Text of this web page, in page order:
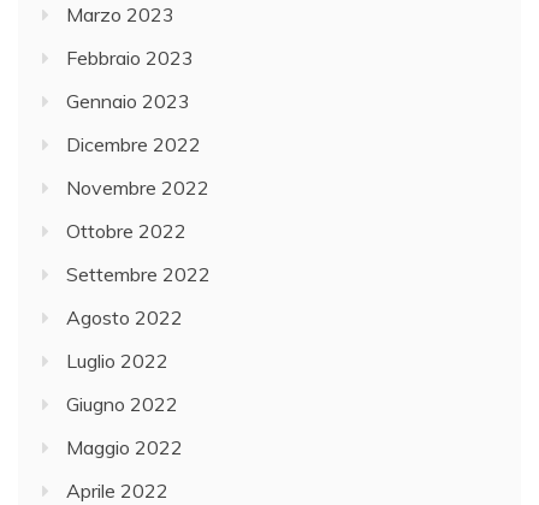
Marzo 2023
Febbraio 2023
Gennaio 2023
Dicembre 2022
Novembre 2022
Ottobre 2022
Settembre 2022
Agosto 2022
Luglio 2022
Giugno 2022
Maggio 2022
Aprile 2022